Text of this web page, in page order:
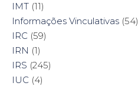
IMT (11)
Informações Vinculativas (54)
IRC (59)
IRN (1)
IRS (245)
IUC (4)